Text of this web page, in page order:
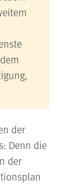
der
Denn die
der